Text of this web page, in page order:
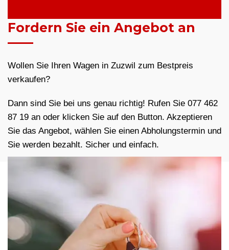
Fordern Sie ein Angebot an
Wollen Sie Ihren Wagen in Zuzwil zum Bestpreis
verkaufen?
Dann sind Sie bei uns genau richtig! Rufen Sie 077 462
87 19 an oder klicken Sie auf den Button. Akzeptieren
Sie das Angebot, wählen Sie einen Abholungstermin und
Sie werden bezahlt. Sicher und einfach.